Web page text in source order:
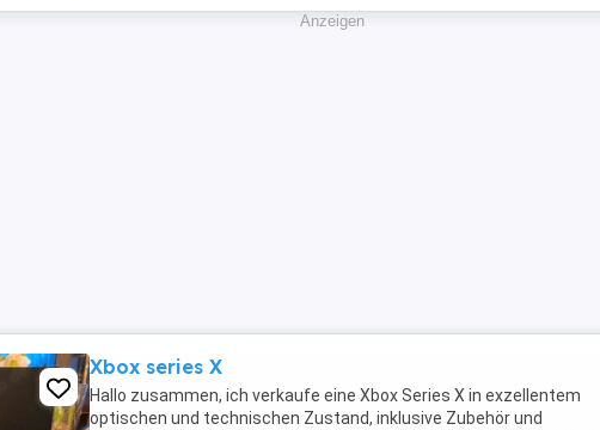
Anzeigen
Xbox series X
Hallo zusammen, ich verkaufe eine Xbox Series X in exzellentem
optischen und technischen Zustand, inklusive Zubehör und